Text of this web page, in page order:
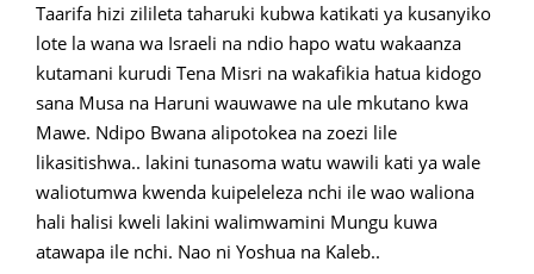
Taarifa hizi zilileta taharuki kubwa katikati ya kusanyiko
lote la wana wa Israeli na ndio hapo watu wakaanza
kutamani kurudi Tena Misri na wakafikia hatua kidogo
sana Musa na Haruni wauwawe na ule mkutano kwa
Mawe. Ndipo Bwana alipotokea na zoezi lile
likasitishwa.. lakini tunasoma watu wawili kati ya wale
waliotumwa kwenda kuipeleleza nchi ile wao waliona
hali halisi kweli lakini walimwamini Mungu kuwa
atawapa ile nchi. Nao ni Yoshua na Kaleb..